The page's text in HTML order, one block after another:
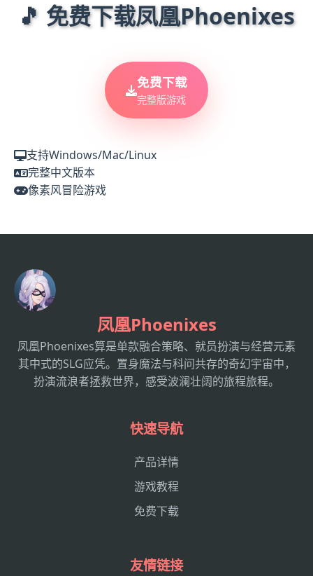
🎵 免费下载凤凰Phoenixes
免费下载
完整版游戏
支持Windows/Mac/Linux
完整中文版本
像素风冒险游戏
凤凰Phoenixes
凤凰Phoenixes算是单款融合策略、就员扮演与经营元素
其中式的SLG应凭。置身魔法与科问共存的奇幻宇宙中，
扮演流浪者拯救世界，感受波澜壮阔的旅程旅程。
快速导航
产品详情
游戏教程
免费下载
友情链接